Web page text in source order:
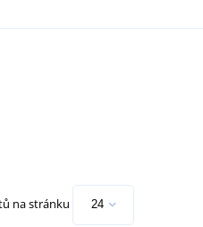
na stránku